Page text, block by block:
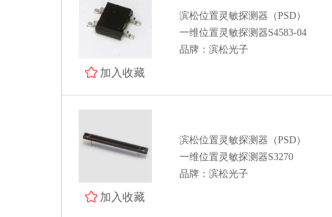
加入收藏
滨松位置灵敏探测器（PSD）
一维位置灵敏探测器S4583-04
品牌：滨松光子
加入收藏
滨松位置灵敏探测器（PSD）
一维位置灵敏探测器S3270
品牌：滨松光子